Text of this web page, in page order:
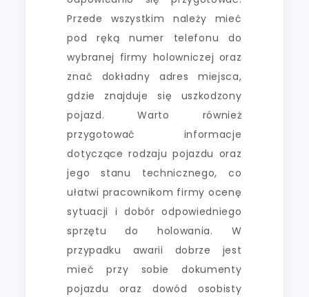
Przede wszystkim należy mieć
pod ręką numer telefonu do
wybranej firmy holowniczej oraz
znać dokładny adres miejsca,
gdzie znajduje się uszkodzony
pojazd. Warto również
przygotować informacje
dotyczące rodzaju pojazdu oraz
jego stanu technicznego, co
ułatwi pracownikom firmy ocenę
sytuacji i dobór odpowiedniego
sprzętu do holowania. W
przypadku awarii dobrze jest
mieć przy sobie dokumenty
pojazdu oraz dowód osobisty